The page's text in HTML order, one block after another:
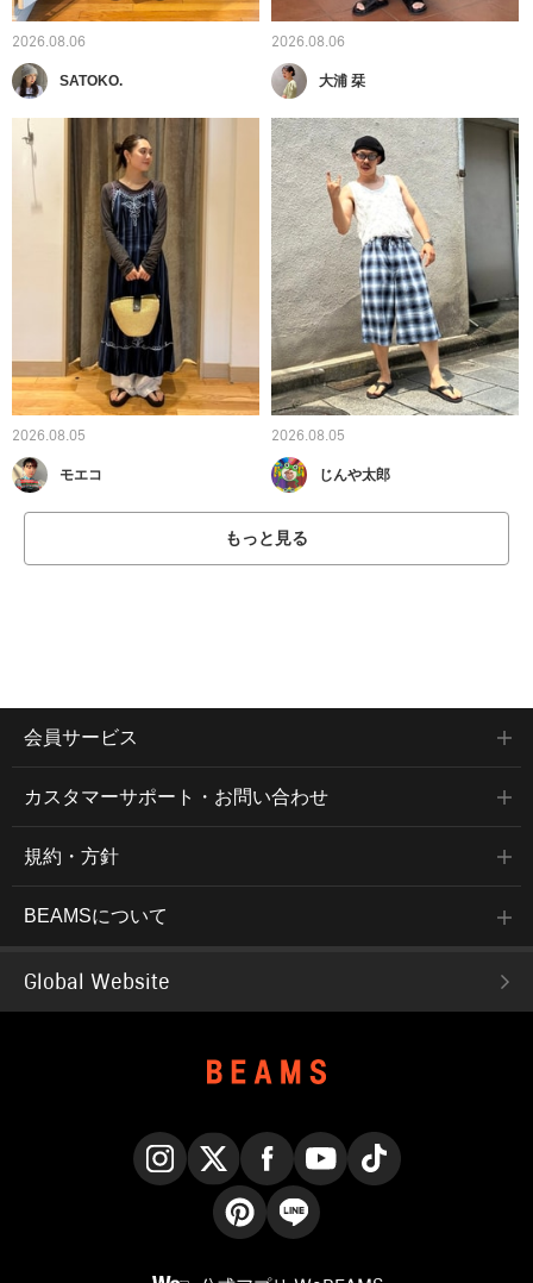
2026.08.06
SATOKO.
2026.08.06
大浦 栞
2026.08.05
モエコ
2026.08.05
じんや太郎
もっと見る
会員サービス
カスタマーサポート・お問い合わせ
規約・方針
BEAMSについて
Global Website